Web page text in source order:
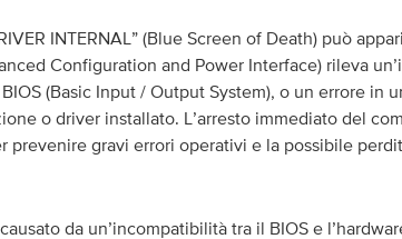
INTERNAL” (Blue Screen of Death) può
Configuration and Power Interface) rileva
(Basic Input / Output System), o un errore in
o driver installato. L’arresto immediato del
prevenire gravi errori operativi e la possibile
da un’incompatibilità tra il BIOS e